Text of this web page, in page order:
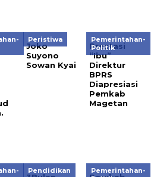
Peristiwa
Joko
Suyono
Sowan Kyai
Pemerintahan-
Politik
Prestasi
“Ibu”
Direktur
BPRS
Diapresiasi
Pemkab
Magetan
Pendidikan
Pemerintahan-